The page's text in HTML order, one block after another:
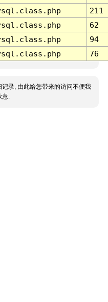
211
62
94
76
录, 由此给您带来的访问不便我
意.